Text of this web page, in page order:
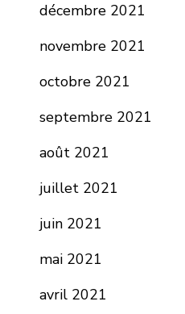
décembre 2021
novembre 2021
octobre 2021
septembre 2021
août 2021
juillet 2021
juin 2021
mai 2021
avril 2021